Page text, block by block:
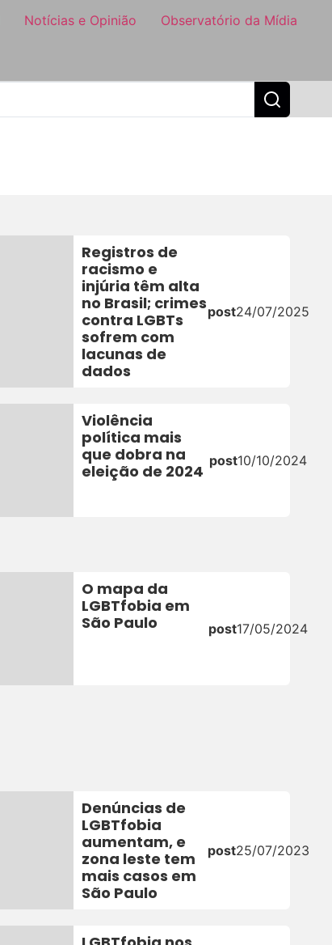
Notícias e Opinião Observatório da Mídia
Registros de
racismo e
injúria têm alta
no Brasil; crimes
contra LGBTs
sofrem com
lacunas de
dados
post24/07/2025
Violência
política mais
que dobra na
eleição de 2024
post10/10/2024
O mapa da
LGBTfobia em
São Paulo
post17/05/2024
Denúncias de
LGBTfobia
aumentam, e
zona leste tem
mais casos em
São Paulo
post25/07/2023